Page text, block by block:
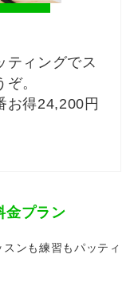
ティングでス
。
お得24,200円
金プラン
ンも練習もパッティ